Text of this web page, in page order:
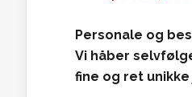
Personale og
Vi håber
fine og ret